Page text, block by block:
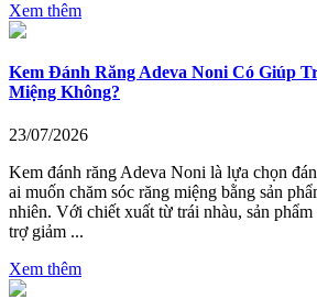
Xem thêm
Kem Đánh Răng Adeva Noni Có Giúp
Miệng Không?
23/07/2026
Kem đánh răng Adeva Noni là lựa chọn
ai muốn chăm sóc răng miệng bằng sản
nhiên. Với chiết xuất từ trái nhàu, sản
trợ giảm ...
Xem thêm